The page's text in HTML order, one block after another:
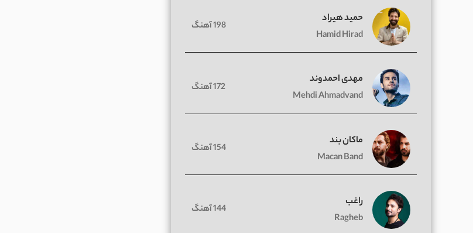
حمید هیراد
Hamid Hirad
198 آهنگ
مهدی احمدوند
Mehdi Ahmadvand
172 آهنگ
ماکان بند
Macan Band
154 آهنگ
راغب
Ragheb
144 آهنگ